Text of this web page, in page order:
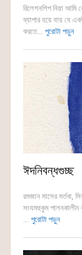
রিলেশনশিপ নিয়া আমি
ব্যাপার হয়ে যায় যে
করতে... পুরোটা পড়ুন
ঈদনিবন্ধগুচ্ছ
রমজান মাসের মর্তবা,
সংযমহুকুম পালনকালীন
... পুরোটা পড়ুন